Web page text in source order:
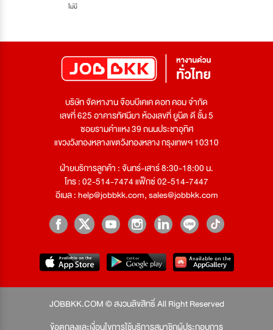
ไม่มี
บริษัท จัดหางาน จ๊อบบีเคเค ดอท คอม จำกัด
เลขที่ 625 อาคารทัศนียา ห้องเลขที่ ยูนิต ดี ชั้น 5
ซอยรามคำแหง 39 ถนนประชาอุทิศ
แขวงวังทองหลางเขตวังทองหลาง กรุงเทพฯ 10310
ฝ่ายบริการลูกค้า : จันทร์-เสาร์ 8:30-18:00 น.
โทร : 02-514-7474 แฟ็กซ์ 02-514-7447
อีเมล :help@jobbkk.com,sales@jobbkk.com
JOBBKK.COM © สงวนลิขสิทธิ์ All Right Reserved